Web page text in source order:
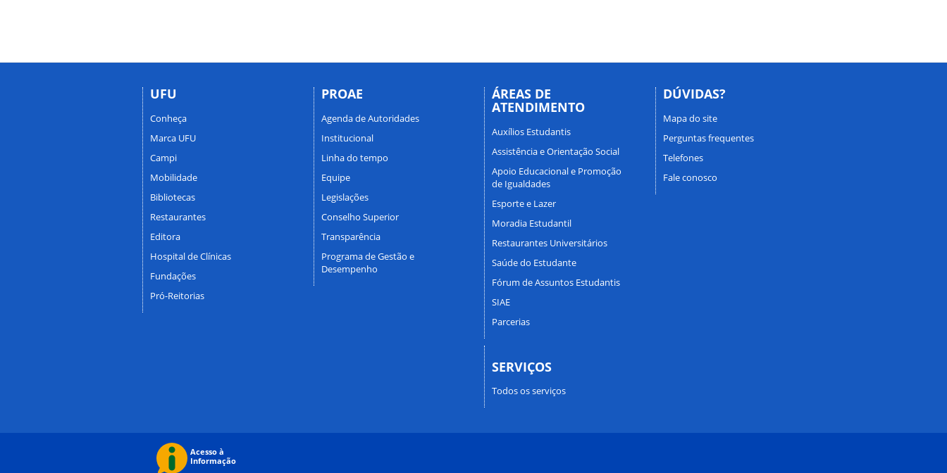
UFU
Conheça
Marca UFU
Campi
Mobilidade
Bibliotecas
Restaurantes
Editora
Hospital de Clínicas
Fundações
Pró-Reitorias
PROAE
Agenda de Autoridades
Institucional
Linha do tempo
Equipe
Legislações
Conselho Superior
Transparência
Programa de Gestão e
Desempenho
ÁREAS DE
ATENDIMENTO
Auxílios Estudantis
Assistência e Orientação Social
Apoio Educacional e Promoção
de Igualdades
Esporte e Lazer
Moradia Estudantil
Restaurantes Universitários
Saúde do Estudante
Fórum de Assuntos Estudantis
SIAE
Parcerias
SERVIÇOS
Todos os serviços
DÚVIDAS?
Mapa do site
Perguntas frequentes
Telefones
Fale conosco